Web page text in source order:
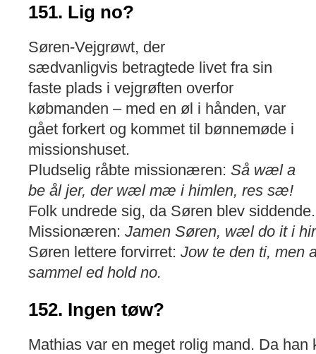
151. Lig no?
Søren-Vejgrøwt, der
sædvanligvis betragtede livet fra sin
faste plads i vejgrøften overfor
købmanden – med en øl i hånden, var
gået forkert og kommet til bønnemøde i
missionshuset.
Pludselig råbte missionæren: Så wæl a
be ål jer, der wæl mæ i himlen, res sæ!
Folk undrede sig, da Søren blev siddende.
Missionæren: Jamen Søren, wæl do it i
Søren lettere forvirret: Jow te den ti, men
sammel ed hold no.
152. Ingen tøw?
Mathias var en meget rolig mand. Da han